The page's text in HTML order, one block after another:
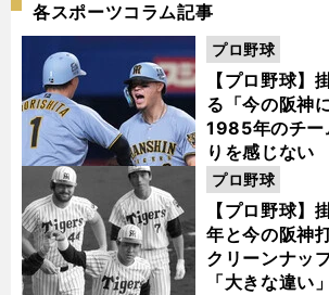
各スポーツコラム記事
【プロ野球】
る「今の阪神
1985年のチー
りを感じない
プロ野球
【プロ野球】
年と今の阪神
クリーンナッ
「大きな違い
プロ野球